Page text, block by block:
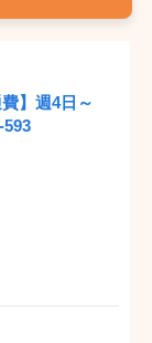
】週4日～